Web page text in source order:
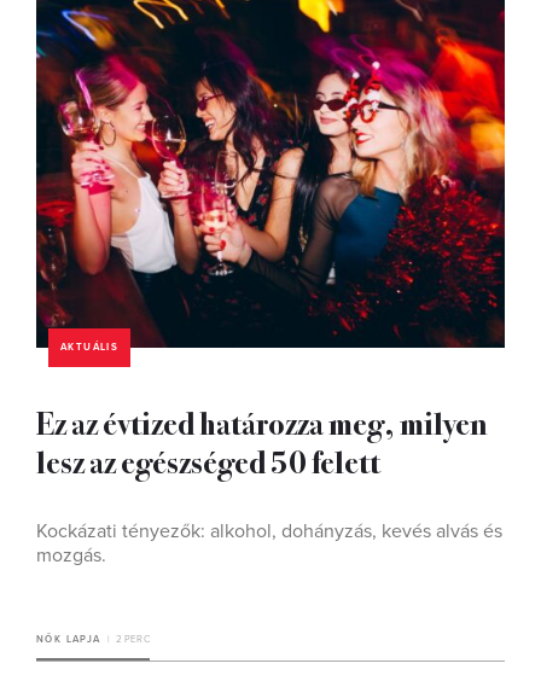
AKTUÁLIS
Ez az évtized határozza meg, milyen
lesz az egészséged 50 felett
Kockázati tényezők: alkohol, dohányzás, kevés alvás és
mozgás.
NŐK LAPJA 2 PERC